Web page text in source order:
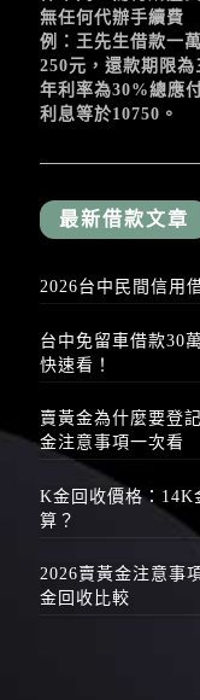
無任何代辦手續費
例：王先生借款一
250元，還款期限為
年利率為30%總應
利息等於10750。
最新借款文章
2026台中民間信用
台中免留車借款30
快速看！
賣黃金為什麼要登
金注意事項一次看
K金回收價格：14K
算？
2026賣黃金注意事
金回收比較